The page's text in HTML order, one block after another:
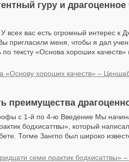
гуру и драгоценное
У всех вас есть огромный интерес к
пригласили меня, чтобы я дал
тексту «Основа хороших
«Основу хороших качеств» –
преимущества
с 1-й по 4-ю Введение Мы
бодхисаттвы», который
Тогме Зангпо был широко
семи практик бодхисаттвы»